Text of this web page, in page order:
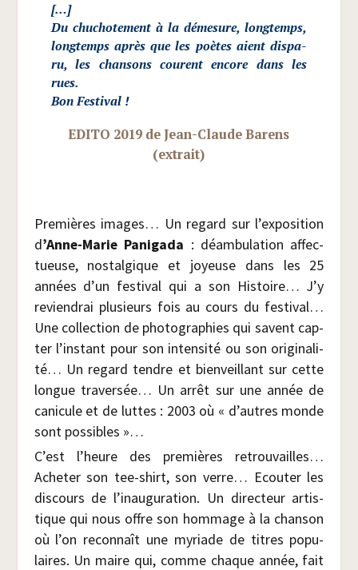
[…]
Du chu­cho­te­ment à la déme­sure, long­temps,
long­temps après que les poètes aient dis­pa­
ru, les chan­sons courent encore dans les
rues.
Bon Fes­ti­val !
EDITO 2019 de Jean-Claude Barens
(extrait)
Pre­mières images… Un regard sur l’ex­po­si­tion
d’Anne-Marie Pani­ga­da : déam­bu­la­tion affec­
tueuse, nos­tal­gique et joyeuse dans les 25
années d’un fes­ti­val qui a son His­toire… J’y
revien­drai plu­sieurs fois au cours du fes­ti­val…
Une col­lec­tion de pho­to­gra­phies qui savent cap­
ter l’instant pour son inten­si­té ou son ori­gi­na­li­
té… Un regard tendre et bien­veillant sur cette
longue tra­ver­sée… Un arrêt sur une année de
cani­cule et de luttes : 2003 où « d’autres monde
sont possibles »…
C’est l’heure des pre­mières retrou­vailles…
Ache­ter son tee-shirt, son verre… Ecou­ter les
dis­cours de l’i­nau­gu­ra­tion. Un direc­teur artis­
tique qui nous offre son hom­mage à la chan­son
où l’on recon­naît une myriade de titres popu­
laires. Un maire qui, comme chaque année, fait